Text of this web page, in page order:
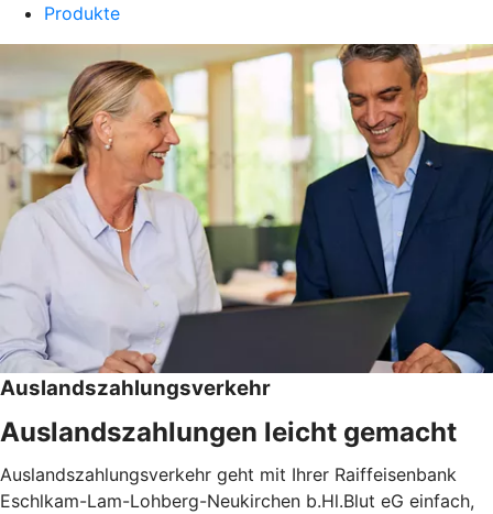
Produkte
Auslandszahlungsverkehr
Auslandszahlungen leicht gemacht
Auslandszahlungsverkehr geht mit Ihrer Raiffeisenbank
Eschlkam-Lam-Lohberg-Neukirchen b.Hl.Blut eG einfach,